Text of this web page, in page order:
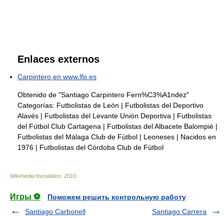
Enlaces externos
Carpintero en www.lfp.es
Obtenido de "Santiago Carpintero Fern%C3%A1ndez"
Categorías: Futbolistas de León | Futbolistas del Deportivo
Alavés | Futbolistas del Levante Unión Deportiva | Futbolistas
del Fútbol Club Cartagena | Futbolistas del Albacete Balompié |
Futbolistas del Málaga Club de Fútbol | Leoneses | Nacidos en
1976 | Futbolistas del Córdoba Club de Fútbol
Wikimedia foundation 2010
Игры ⚽
Поможем решить контрольную работу
Santiago Carbonell
Santiago Carrera